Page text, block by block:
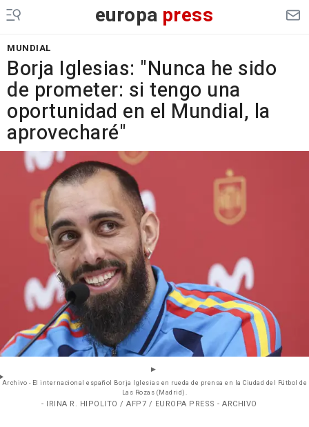
europa press
MUNDIAL
Borja Iglesias: "Nunca he sido
de prometer: si tengo una
oportunidad en el Mundial, la
aprovecharé"
Archivo - El internacional español Borja Iglesias en rueda de prensa en la Ciudad del Fútbol de
Las Rozas (Madrid).
- IRINA R. HIPOLITO / AFP7 / EUROPA PRESS - ARCHIVO